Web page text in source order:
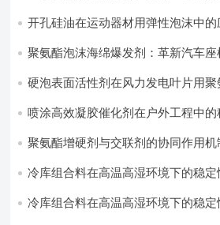
开孔硅油在运动器材用弹性泡沫中
聚氨酯泡沫海绵爆发剂：革新汽车
硬泡表面活性剂在风力发电叶片用
喷涂高效凝胶催化剂在户外工程中
聚氨酯增硬剂与交联剂的协同作用机
冷库组合料在高温高湿环境下的稳定
冷库组合料在高温高湿环境下的稳